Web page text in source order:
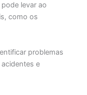
levar ao
como os
problemas
e